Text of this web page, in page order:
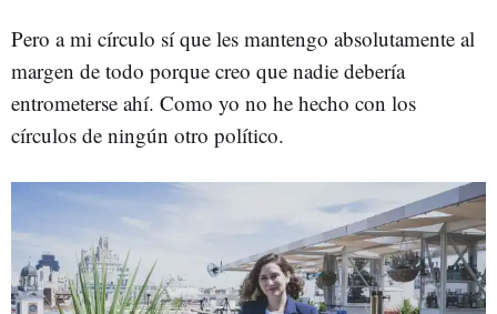
Pero a mi círculo sí que les mantengo absolutamente al
margen de todo porque creo que nadie debería
entrometerse ahí. Como yo no he hecho con los
círculos de ningún otro político.